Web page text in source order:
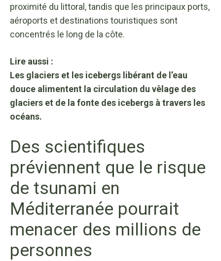
proximité du littoral, tandis que les principaux ports,
aéroports et destinations touristiques sont
concentrés le long de la côte.
Lire aussi :
Les glaciers et les icebergs libérant de l’eau
douce alimentent la circulation du vêlage des
glaciers et de la fonte des icebergs à travers les
océans.
Des scientifiques
préviennent que le risque
de tsunami en
Méditerranée pourrait
menacer des millions de
personnes